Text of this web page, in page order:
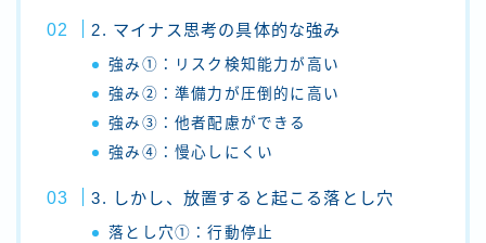
2. マイナス思考の具体的な強み
強み①：リスク検知能力が高い
強み②：準備力が圧倒的に高い
強み③：他者配慮ができる
強み④：慢心しにくい
3. しかし、放置すると起こる落とし穴
落とし穴①：行動停止